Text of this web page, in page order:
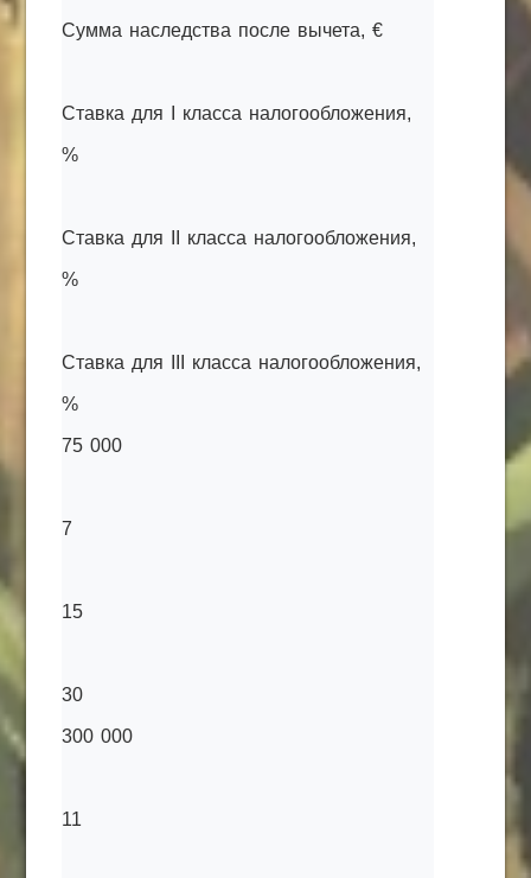
Сумма наследства после вычета, €
Ставка для I класса налогообложения,
%
Ставка для II класса налогообложения,
%
Ставка для III класса налогообложения,
%
75 000
7
15
30
300 000
11